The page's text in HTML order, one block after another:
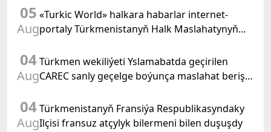
05
Aug
«Turkic World» halkara habarlar internet-
portaly Türkmenistanyň Halk Maslahatynyň
beýan eder
04
Aug
Türkmen wekiliýeti Yslamabatda geçirilen
CAREC sanly geçelge boýunça maslahat beriş
04
Aug
Türkmenistanyň Fransiýa Respublikasyndaky
Ilçisi fransuz atçylyk bilermeni bilen duşuşdy